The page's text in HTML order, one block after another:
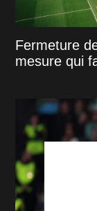
Fermeture
mesure qui